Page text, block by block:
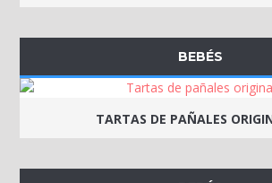
BEBÉS
TARTAS DE PAÑALES